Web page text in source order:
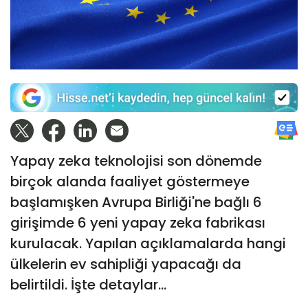
Yapay zeka teknolojisi son dönemde
birçok alanda faaliyet göstermeye
başlamışken Avrupa Birliği'ne bağlı 6
girişimde 6 yeni yapay zeka fabrikası
kurulacak. Yapılan açıklamalarda hangi
ülkelerin ev sahipliği yapacağı da
belirtildi. İşte detaylar...